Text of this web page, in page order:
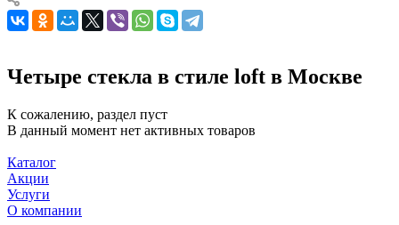
Четыре стекла в стиле loft в Москве
К сожалению, раздел пуст
В данный момент нет активных товаров
Каталог
Акции
Услуги
О компании